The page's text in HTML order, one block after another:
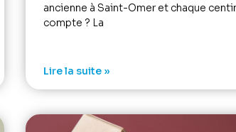
ancienne à Saint-Omer et chaque
compte ? La
Lire la suite »